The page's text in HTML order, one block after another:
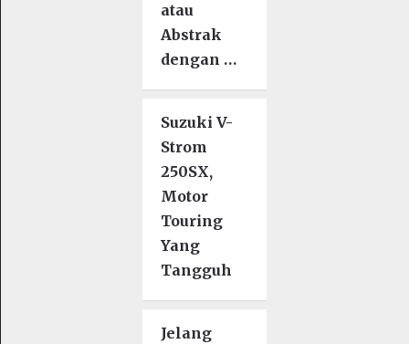
atau
Abstrak
dengan …
Suzuki V-
Strom
250SX,
Motor
Touring
Yang
Tangguh
Jelang